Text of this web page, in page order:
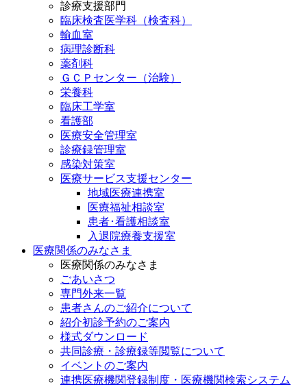
診療支援部門
臨床検査医学科（検査科）
輸血室
病理診断科
薬剤科
ＧＣＰセンター（治験）
栄養科
臨床工学室
看護部
医療安全管理室
診療録管理室
感染対策室
医療サービス支援センター
地域医療連携室
医療福祉相談室
患者･看護相談室
入退院療養支援室
医療関係のみなさま
医療関係のみなさま
ごあいさつ
専門外来一覧
患者さんのご紹介について
紹介初診予約のご案内
様式ダウンロード
共同診療・診療録等閲覧について
イベントのご案内
連携医療機関登録制度・医療機関検索システム